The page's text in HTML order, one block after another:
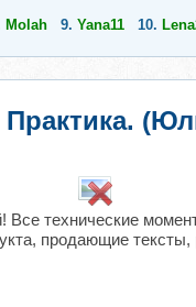
Molah 9. Yana11 10.
технические
продающие